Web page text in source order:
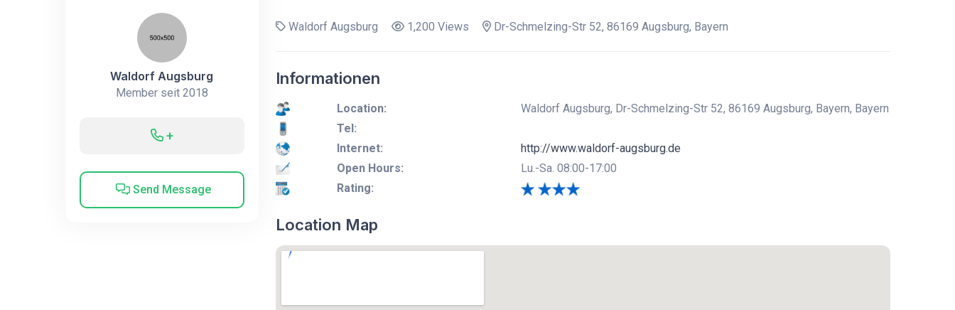
Waldorf Augsburg
Member seit 2018
+
Send Message
Waldorf Augsburg 1,200 Views Dr-Schmelzing-Str 52, 86169 Augsburg, Bayern
Informationen
Location:
Waldorf Augsburg, Dr-Schmelzing-Str 52, 86169 Augsburg, Bayern, Bayern
Tel:
Internet:
http://www.waldorf-augsburg.de
Open Hours:
Lu.-Sa. 08:00-17:00
Rating:
Location Map